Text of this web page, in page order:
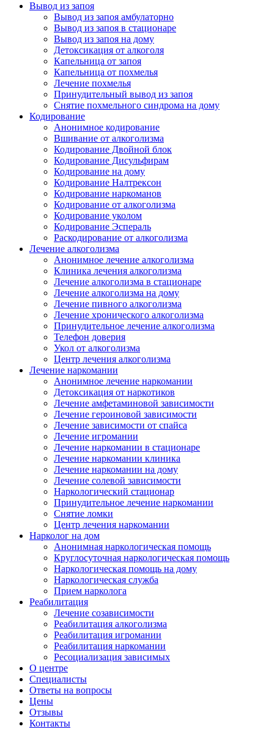
Вывод из запоя
Вывод из запоя амбулаторно
Вывод из запоя в стационаре
Вывод из запоя на дому
Детоксикация от алкоголя
Капельница от запоя
Капельница от похмелья
Лечение похмелья
Принудительный вывод из запоя
Снятие похмельного синдрома на дому
Кодирование
Анонимное кодирование
Вшивание от алкоголизма
Кодирование Двойной блок
Кодирование Дисульфирам
Кодирование на дому
Кодирование Налтрексон
Кодирование наркоманов
Кодирование от алкоголизма
Кодирование уколом
Кодирование Эспераль
Раскодирование от алкоголизма
Лечение алкоголизма
Анонимное лечение алкоголизма
Клиника лечения алкоголизма
Лечение алкоголизма в стационаре
Лечение алкоголизма на дому
Лечение пивного алкоголизма
Лечение хронического алкоголизма
Принудительное лечение алкоголизма
Телефон доверия
Укол от алкоголизма
Центр лечения алкоголизма
Лечение наркомании
Анонимное лечение наркомании
Детоксикация от наркотиков
Лечение амфетаминовой зависимости
Лечение героиновой зависимости
Лечение зависимости от спайса
Лечение игромании
Лечение наркомании в стационаре
Лечение наркомании клиника
Лечение наркомании на дому
Лечение солевой зависимости
Наркологический стационар
Принудительное лечение наркомании
Снятие ломки
Центр лечения наркомании
Нарколог на дом
Анонимная наркологическая помощь
Круглосуточная наркологическая помощь
Наркологическая помощь на дому
Наркологическая служба
Прием нарколога
Реабилитация
Лечение созависимости
Реабилитация алкоголизма
Реабилитация игромании
Реабилитация наркомании
Ресоциализация зависимых
О центре
Специалисты
Ответы на вопросы
Цены
Отзывы
Контакты